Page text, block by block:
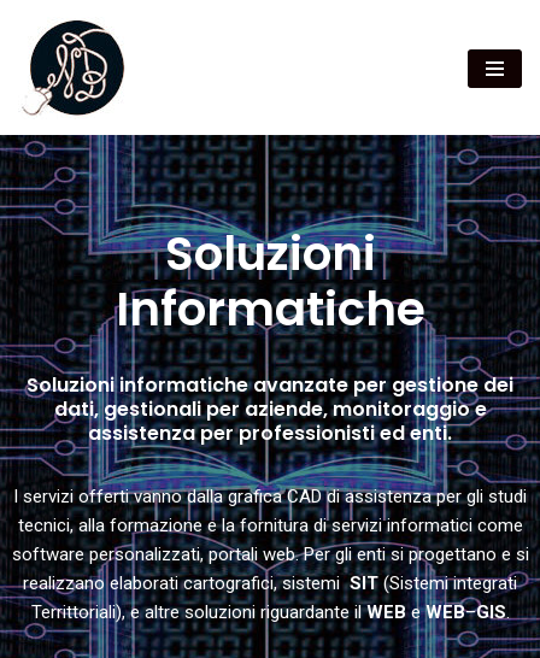
Vai
al
contenuto
Soluzioni
Informatiche
Soluzioni informatiche avanzate per gestione dei
dati, gestionali per aziende, monitoraggio e
assistenza per professionisti ed enti.
I servizi offerti vanno dalla grafica CAD di assistenza per gli studi
tecnici, alla formazione e la fornitura di servizi informatici come
software personalizzati, portali web. Per gli enti si progettano e si
realizzano elaborati cartografici, sistemiSIT (Sistemi integrati
Territtoriali), e altre soluzioni riguardante ilWEBeWEB–GIS.